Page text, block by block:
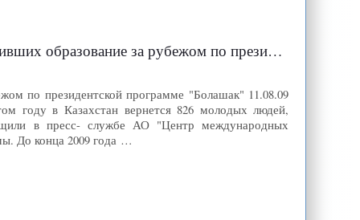
рубежом по президентской программе "Болашак"
по президентской программе "Болашак" 11.08.09
году в Казахстан вернется 826 молодых людей,
в пресс- службе АО "Центр международных
До конца 2009 года …